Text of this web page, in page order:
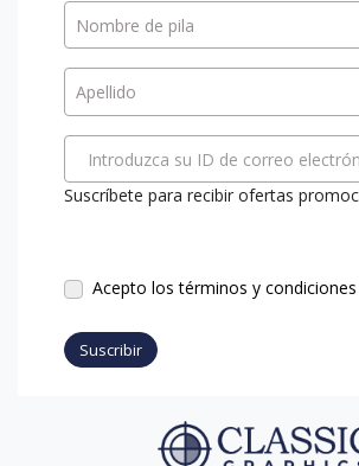
Nombre de pila
Apellido
Introduzca su ID de correo
Suscríbete para recibir ofertas
Acepto los términos y condiciones
Suscribir